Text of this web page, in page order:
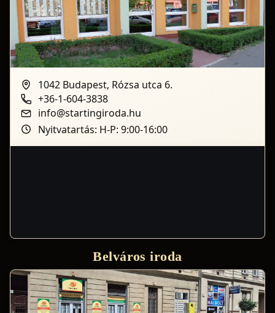
munkájukért, és teljes szívből ajánlom őket
mindenkinek, aki stresszmentesen, biztonságban és a
lehető legjobb eredménnyel szeretné eladni az
ingatlanát. Köszönöm a fantasztikus munkát!
1042 Budapest, Rózsa utca 6.
+36-1-604-3838
info@startingiroda.hu
Nyitvatartás: H-P: 9:00-16:00
Belváros iroda